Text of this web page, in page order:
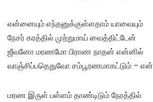
என்னையும் எந்தனுக்குள்ளதாம் யாவையும்
நேசர் கரத்தில் முற்றுமாய் வைத்திட்டேன்
ஜீவனோ மரணமோ பிராண நாதன் என்னில்
வாஞ்சிப்பதெதுவோ சம்பூரணமாகட்டும் – என்
மரண இருள் பள்ளம் தாண்டிடும் நேரத்தில்